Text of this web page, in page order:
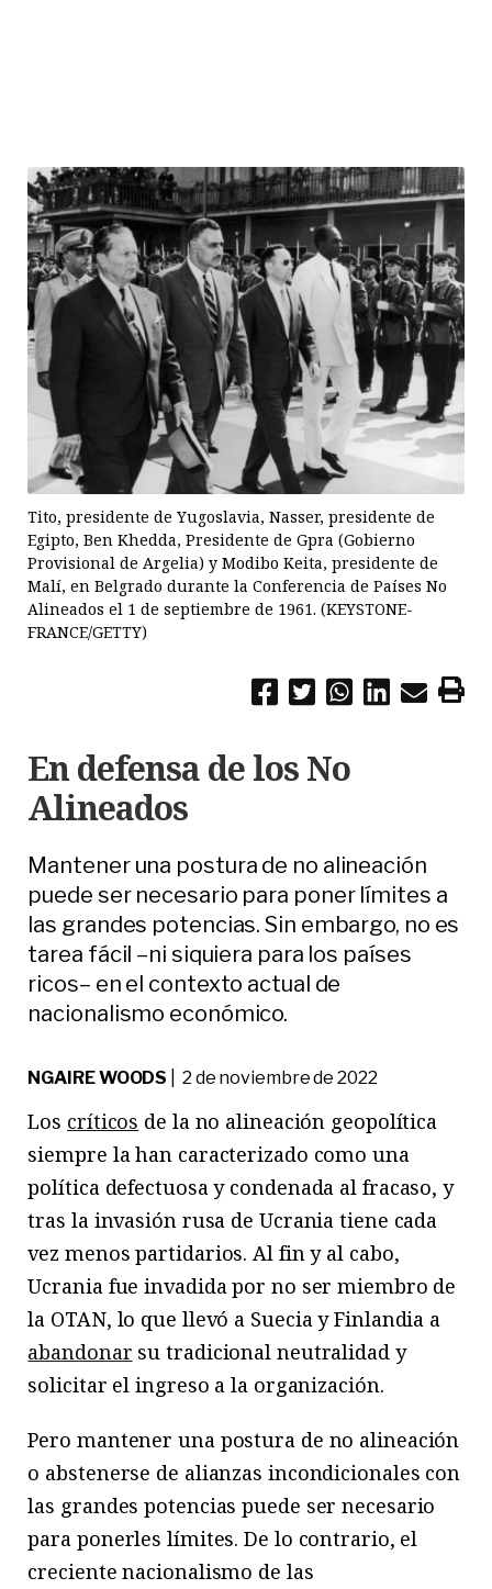
Tito, presidente de Yugoslavia, Nasser, presidente de
Egipto, Ben Khedda, Presidente de Gpra (Gobierno
Provisional de Argelia) y Modibo Keita, presidente de
Malí, en Belgrado durante la Conferencia de Países No
Alineados el 1 de septiembre de 1961. (KEYSTONE-
FRANCE/GETTY)
En defensa de los No
Alineados
Mantener una postura de no alineación
puede ser necesario para poner límites a
las grandes potencias. Sin embargo, no es
tarea fácil –ni siquiera para los países
ricos– en el contexto actual de
nacionalismo económico.
NGAIRE WOODS | 2 de noviembre de 2022
Los críticos de la no alineación geopolítica
siempre la han caracterizado como una
política defectuosa y condenada al fracaso, y
tras la invasión rusa de Ucrania tiene cada
vez menos partidarios. Al fin y al cabo,
Ucrania fue invadida por no ser miembro de
la OTAN, lo que llevó a Suecia y Finlandia a
abandonar su tradicional neutralidad y
solicitar el ingreso a la organización.
Pero mantener una postura de no alineación
o abstenerse de alianzas incondicionales con
las grandes potencias puede ser necesario
para ponerles límites. De lo contrario, el
creciente nacionalismo de las